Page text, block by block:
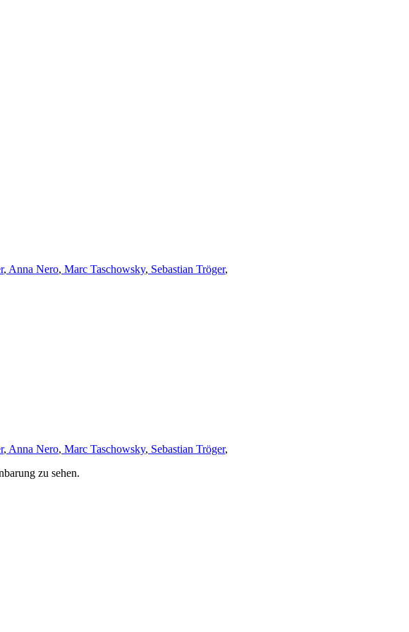
, Anna Nero, Marc Taschowsky, Sebastian Tröger,
, Anna Nero, Marc Taschowsky, Sebastian Tröger,
zu sehen.